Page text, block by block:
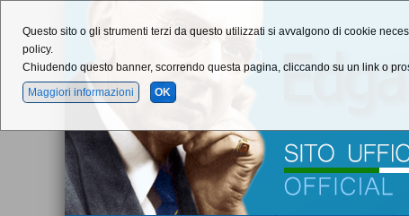
Questo sito o gli strumenti terzi da questo utilizzati si avvalgono di cookie
policy.
Chiudendo questo banner, scorrendo questa pagina, cliccando su un link o
Maggiori informazioni
OK